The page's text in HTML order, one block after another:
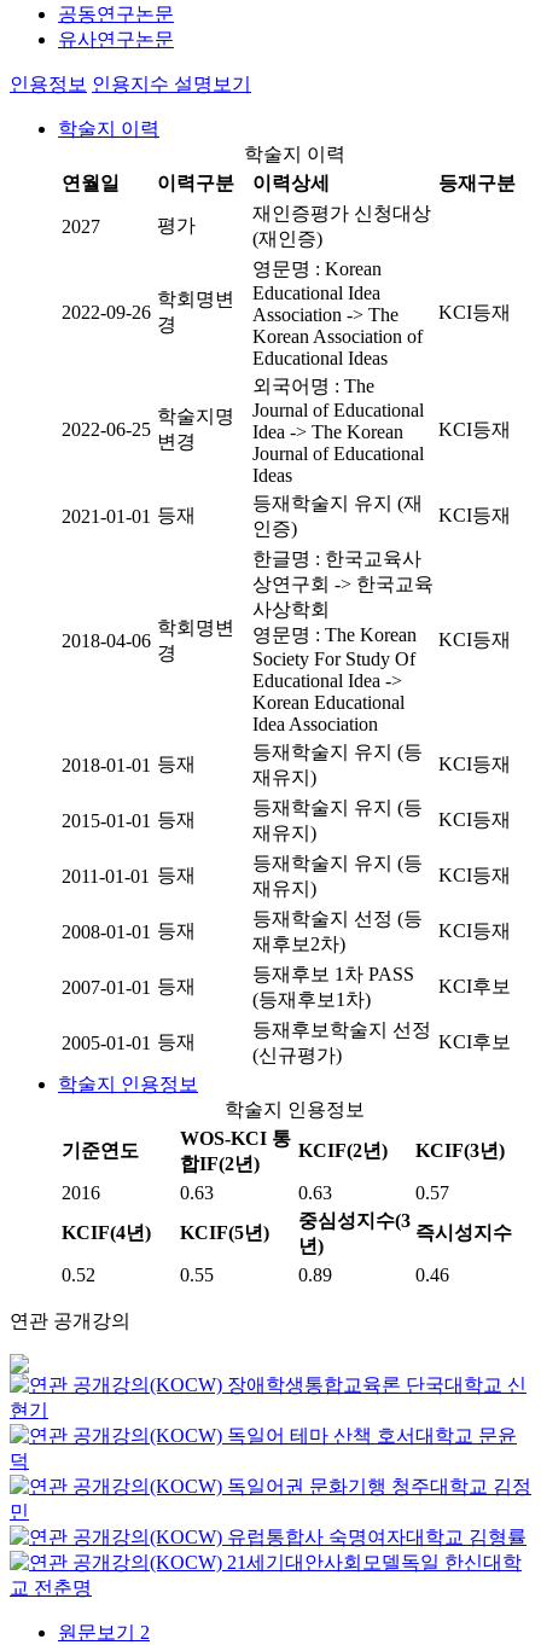
공동연구논문
유사연구논문
인용정보 인용지수 설명보기
학술지 이력
학술지 이력
연월일
이력구분 이력상세 등재구분
2027 평가
재인증평가 신청대상
(재인증)
2022-09-26
학회명변
경
영문명 : Korean
Educational Idea
Association -> The
Korean Association of
Educational Ideas
KCI등재
2022-06-25
학술지명
변경
외국어명 : The
Journal of Educational
Idea -> The Korean
Journal of Educational
Ideas
KCI등재
2021-01-01 등재
등재학술지 유지 (재
인증)
KCI등재
2018-04-06
학회명변
경
한글명 : 한국교육사
상연구회 -> 한국교육
사상학회
영문명 : The Korean
Society For Study Of
Educational Idea ->
Korean Educational
Idea Association
KCI등재
2018-01-01 등재
등재학술지 유지 (등
재유지)
KCI등재
2015-01-01 등재
등재학술지 유지 (등
재유지)
KCI등재
2011-01-01 등재
등재학술지 유지 (등
재유지)
KCI등재
2008-01-01 등재
등재학술지 선정 (등
재후보2차)
KCI등재
2007-01-01 등재
등재후보 1차 PASS
(등재후보1차)
KCI후보
2005-01-01 등재
등재후보학술지 선정
(신규평가)
KCI후보
학술지 인용정보
학술지 인용정보
기준연도
WOS-KCI 통
합IF(2년)
KCIF(2년) KCIF(3년)
2016 0.63 0.63
0.57
KCIF(4년)
KCIF(5년)
중심성지수(3
년)
즉시성지수
0.52 0.55 0.89 0.46
연관 공개강의
장애학생통합교육론 단국대학교 신
현기
독일어 테마 산책 호서대학교 문윤
덕
독일어권 문화기행 청주대학교 김정
민
유럽통합사 숙명여자대학교 김형률
21세기대안사회모델독일 한신대학
교 전춘명
원문보기 2